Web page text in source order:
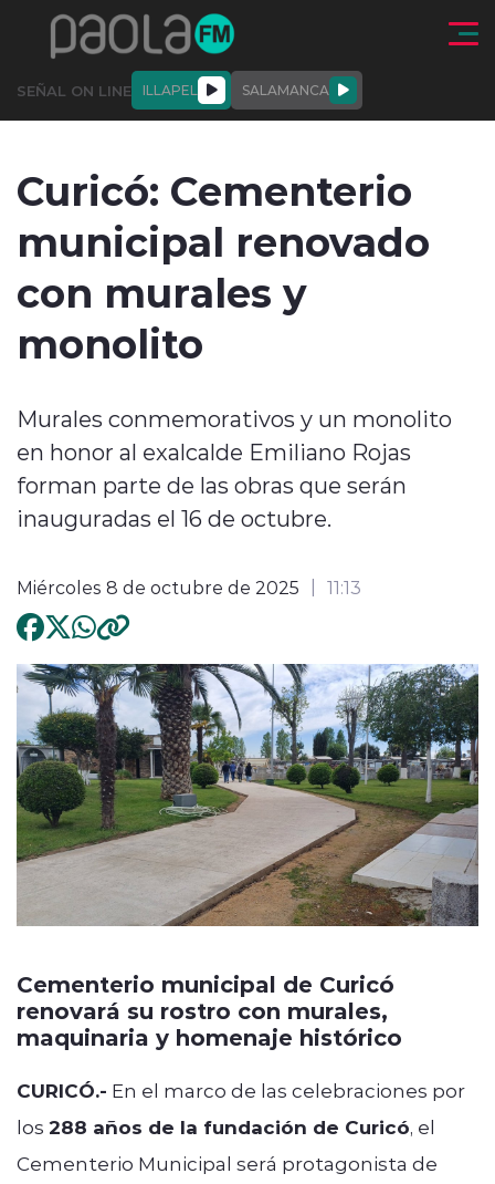
Click acá para ir directamente al contenido
SEÑAL ON LINE ILLAPEL SALAMANCA
ACTUALIDAD ENTREVISTAS
modo claro
Curicó: Cementerio
municipal renovado
con murales y
monolito
Murales conmemorativos y un monolito
en honor al exalcalde Emiliano Rojas
forman parte de las obras que serán
inauguradas el 16 de octubre.
Miércoles 8 de octubre de 2025 11:13
Cementerio municipal de Curicó
renovará su rostro con murales,
maquinaria y homenaje histórico
CURICÓ.- En el marco de las celebraciones por
los 288 años de la fundación de Curicó, el
Cementerio Municipal será protagonista de